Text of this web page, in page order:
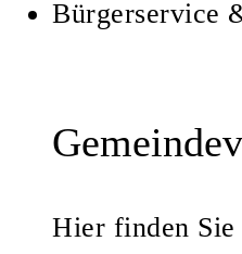
Bürgerservice
Hier finden